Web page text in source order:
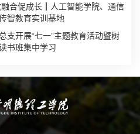
合促成长┃人工智能学院、通信
智教育实训基地
支开展“七一”主题教育活动暨树
书班集中学习